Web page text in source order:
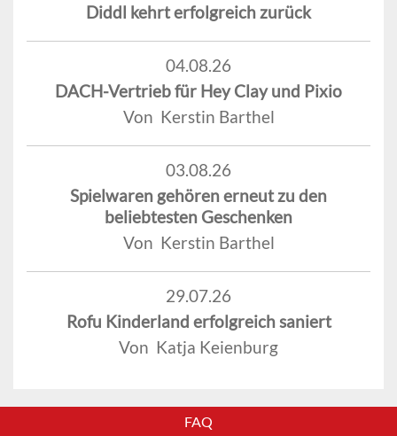
Diddl kehrt erfolgreich zurück
04.08.26
DACH-Vertrieb für Hey Clay und Pixio
Von Kerstin Barthel
03.08.26
Spielwaren gehören erneut zu den
beliebtesten Geschenken
Von Kerstin Barthel
29.07.26
Rofu Kinderland erfolgreich saniert
Von Katja Keienburg
FAQ